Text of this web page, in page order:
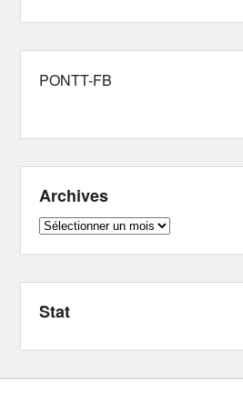
PONTT-FB
Archives
Archives
Stat